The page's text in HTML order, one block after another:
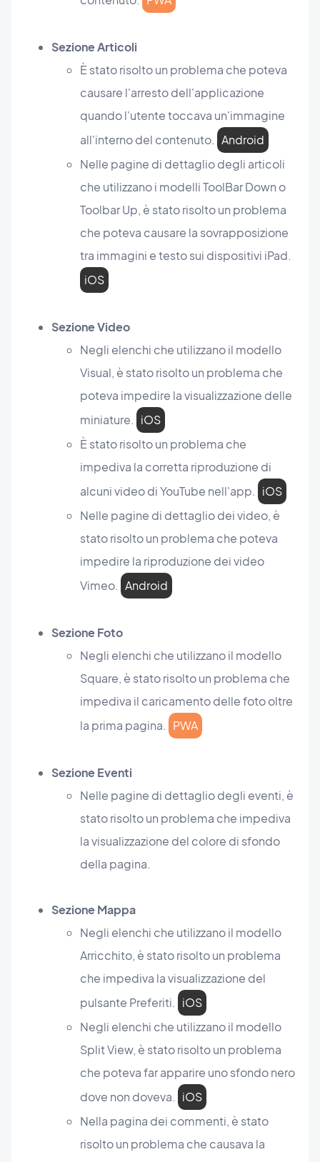
Sezione Articoli
È stato risolto un problema che poteva
causare l'arresto dell'applicazione
quando l'utente toccava un'immagine
all'interno del contenuto. Android
Nelle pagine di dettaglio degli articoli
che utilizzano i modelli ToolBar Down o
Toolbar Up, è stato risolto un problema
che poteva causare la sovrapposizione
tra immagini e testo sui dispositivi iPad.
iOS
Sezione Video
Negli elenchi che utilizzano il modello
Visual, è stato risolto un problema che
poteva impedire la visualizzazione delle
miniature. iOS
È stato risolto un problema che
impediva la corretta riproduzione di
alcuni video di YouTube nell'app. iOS
Nelle pagine di dettaglio dei video, è
stato risolto un problema che poteva
impedire la riproduzione dei video
Vimeo. Android
Sezione Foto
Negli elenchi che utilizzano il modello
Square, è stato risolto un problema che
impediva il caricamento delle foto oltre
la prima pagina. PWA
Sezione Eventi
Nelle pagine di dettaglio degli eventi, è
stato risolto un problema che impediva
la visualizzazione del colore di sfondo
della pagina.
Sezione Mappa
Negli elenchi che utilizzano il modello
Arricchito, è stato risolto un problema
che impediva la visualizzazione del
pulsante Preferiti. iOS
Negli elenchi che utilizzano il modello
Split View, è stato risolto un problema
che poteva far apparire uno sfondo nero
dove non doveva. iOS
Nella pagina dei commenti, è stato
risolto un problema che causava la